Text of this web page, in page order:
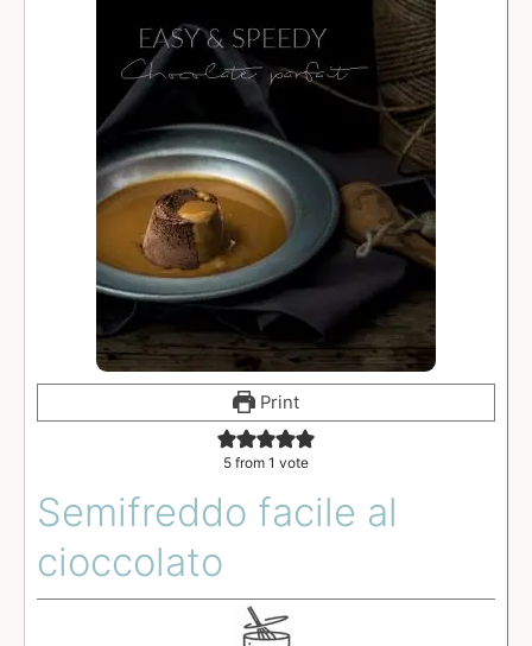
Print
5 from 1 vote
Semifreddo facile al
cioccolato